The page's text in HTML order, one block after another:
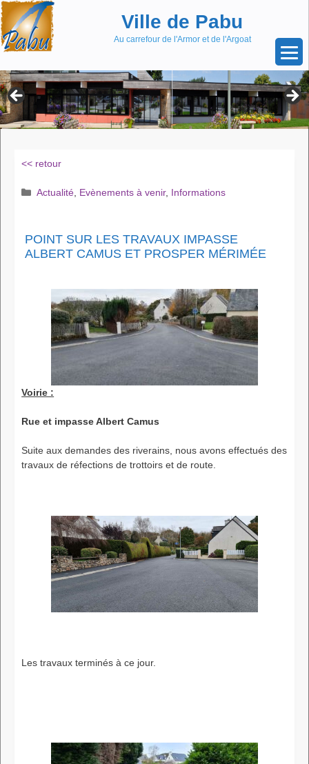
Aller
au
contenu
Skip
to
content
Ville de Pabu
Au carrefour de l'Armor et de l'Argoat
<< retour
Catégories
Actualité, Evènements à venir, Informations
POINT SUR LES TRAVAUX IMPASSE
ALBERT CAMUS ET PROSPER MÉRIMÉE
Voirie :
Rue et impasse Albert Camus
Suite aux demandes des riverains, nous avons effectués des
travaux de réfections de trottoirs et de route.
Les travaux terminés à ce jour.